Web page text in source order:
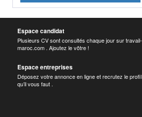
Espace candidat
Plusieurs CV sont consultés chaque jour sur travail-
maroc.com . Ajoutez le vôtre !
Espace entreprises
Déposez votre annonce en ligne et recrutez le profil
qu’il vous faut .